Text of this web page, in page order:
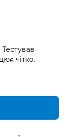
чітко.